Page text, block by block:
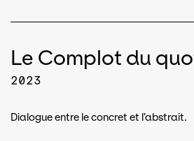
Le Complot du
2023
Dialogue entre le concret et l’abstrait.